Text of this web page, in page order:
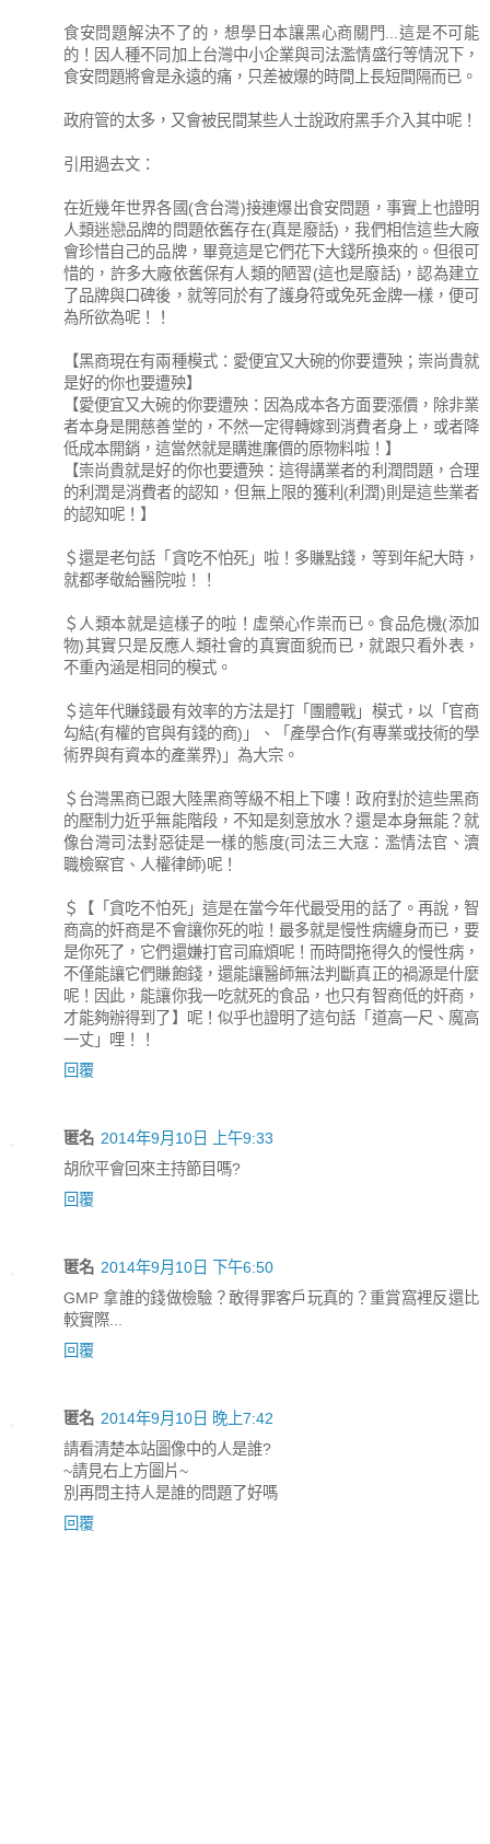
食安問題解決不了的，想學日本讓黑心商關門...這是不可能
的！因人種不同加上台灣中小企業與司法濫情盛行等情況下，
食安問題將會是永遠的痛，只差被爆的時間上長短間隔而已。
政府管的太多，又會被民間某些人士說政府黑手介入其中呢！
引用過去文：
在近幾年世界各國(含台灣)接連爆出食安問題，事實上也證明
人類迷戀品牌的問題依舊存在(真是廢話)，我們相信這些大廠
會珍惜自己的品牌，畢竟這是它們花下大錢所換來的。但很可
惜的，許多大廠依舊保有人類的陋習(這也是廢話)，認為建立
了品牌與口碑後，就等同於有了護身符或免死金牌一樣，便可
為所欲為呢！！
【黑商現在有兩種模式：愛便宜又大碗的你要遭殃；崇尚貴就
是好的你也要遭殃】
【愛便宜又大碗的你要遭殃：因為成本各方面要漲價，除非業
者本身是開慈善堂的，不然一定得轉嫁到消費者身上，或者降
低成本開銷，這當然就是購進廉價的原物料啦！】
【崇尚貴就是好的你也要遭殃：這得講業者的利潤問題，合理
的利潤是消費者的認知，但無上限的獲利(利潤)則是這些業者
的認知呢！】
＄還是老句話「貪吃不怕死」啦！多賺點錢，等到年紀大時，
就都孝敬給醫院啦！！
＄人類本就是這樣子的啦！虛榮心作祟而已。食品危機(添加
物)其實只是反應人類社會的真實面貌而已，就跟只看外表，
不重內涵是相同的模式。
＄這年代賺錢最有效率的方法是打「團體戰」模式，以「官商
勾結(有權的官與有錢的商)」、「產學合作(有專業或技術的學
術界與有資本的產業界)」為大宗。
＄台灣黑商已跟大陸黑商等級不相上下嘍！政府對於這些黑商
的壓制力近乎無能階段，不知是刻意放水？還是本身無能？就
像台灣司法對惡徒是一樣的態度(司法三大寇：濫情法官、瀆
職檢察官、人權律師)呢！
＄【「貪吃不怕死」這是在當今年代最受用的話了。再說，智
商高的奸商是不會讓你死的啦！最多就是慢性病纏身而已，要
是你死了，它們還嫌打官司麻煩呢！而時間拖得久的慢性病，
不僅能讓它們賺飽錢，還能讓醫師無法判斷真正的禍源是什麼
呢！因此，能讓你我一吃就死的食品，也只有智商低的奸商，
才能夠辦得到了】呢！似乎也證明了這句話「道高一尺、魔高
一丈」哩！！
回覆
匿名 2014年9月10日 上午9:33
胡欣平會回來主持節目嗎?
回覆
匿名 2014年9月10日 下午6:50
GMP 拿誰的錢做檢驗？敢得罪客戶玩真的？重賞窩裡反還比
較實際...
回覆
匿名 2014年9月10日 晚上7:42
請看清楚本站圖像中的人是誰?
~請見右上方圖片~
別再問主持人是誰的問題了好嗎
回覆